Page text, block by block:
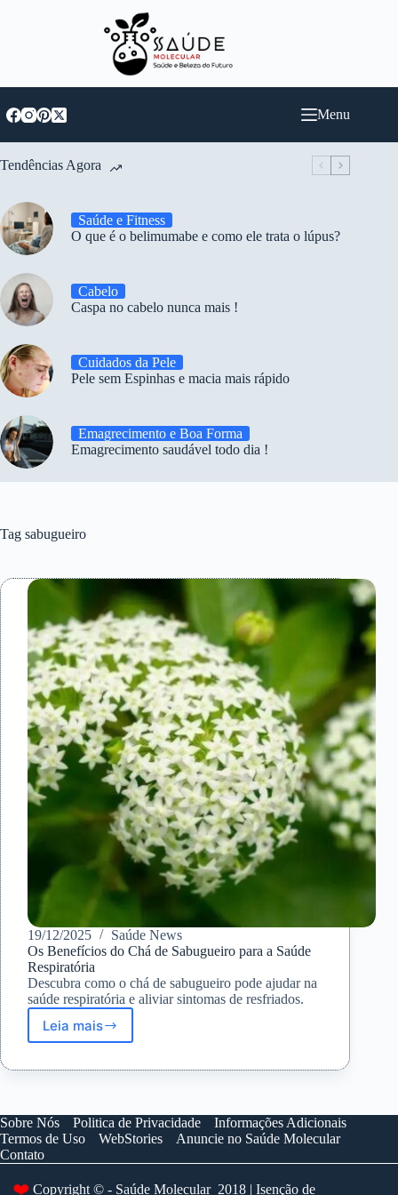
Menu
Tendências Agora
Saúde e Fitness
O que é o belimumabe e como ele trata o lúpus?
Cabelo
Caspa no cabelo nunca mais !
Cuidados da Pele
Pele sem Espinhas e macia mais rápido
Emagrecimento e Boa Forma
Emagrecimento saudável todo dia !
Tag sabugueiro
19/12/2025
Saúde News
Os Benefícios do Chá de Sabugueiro para a Saúde
Respiratória
Descubra como o chá de sabugueiro pode ajudar na
saúde respiratória e aliviar sintomas de resfriados.
Leia mais
Os
do
Sabugueiro
para
Saúde
Respiratória
Sobre Nós Politica de Privacidade
Informações Adicionais
Termos de Uso
WebStories
Anuncie no Saúde Molecular
Contato
❤️ Copyright © - Saúde Molecular 2018 | Isenção de